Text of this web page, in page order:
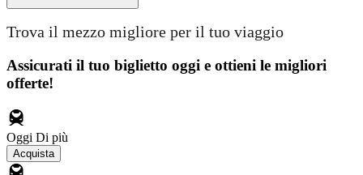
Trova il mezzo migliore per il tuo viaggio
Assicurati il ​​tuo biglietto oggi e ottieni le migliori
offerte!
Oggi Di più
Acquista